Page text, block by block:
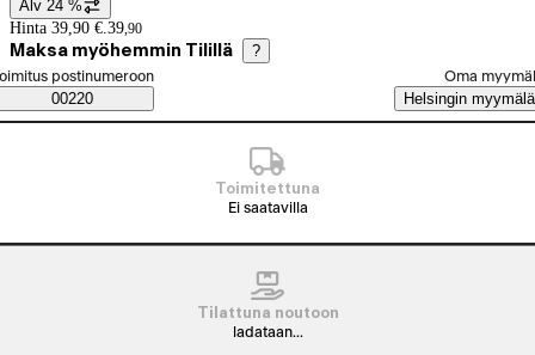
Hintatiedot
Alv 24 %
Hinta 39,90 €. 39,90
Maksa myöhemmin Tilillä ?
Saatavuustiedot
tilaustapa
postinumeroon
00220
Oma
Helsingin myymälä
Toimitettuna
Ei saatavilla
Tilattuna noutoon
ladataan...